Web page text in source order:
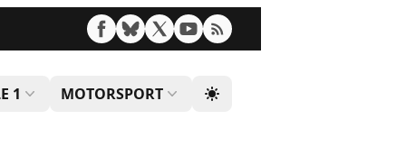
1 MOTORSPORT